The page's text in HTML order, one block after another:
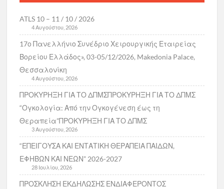
ATLS 10 – 11 / 10 / 2026
4 Αυγούστου, 2026
17ο Πανελλήνιο Συνέδριο Χειρουργικής Εταιρείας
Βορείου Ελλάδος», 03-05/12/2026, Makedonia Palace,
Θεσσαλονίκη
4 Αυγούστου, 2026
ΠΡΟΚΥΡΗΞΗ ΓΙΑ ΤΟ ΔΠΜΣΠΡΟΚΥΡΗΞΗ ΓΙΑ ΤΟ ΔΠΜΣ
“Ογκολογία: Από την Ογκογένεση έως τη
Θεραπεία”ΠΡΟΚΥΡΗΞΗ ΓΙΑ ΤΟ ΔΠΜΣ
3 Αυγούστου, 2026
“ΕΠΕΙΓΟΥΣΑ ΚΑΙ ΕΝΤΑΤΙΚΗ ΘΕΡΑΠΕΙΑ ΠΑΙΔΩΝ,
ΕΦΗΒΩΝ ΚΑΙ ΝΕΩΝ” 2026-2027
28 Ιουλίου, 2026
ΠΡΟΣΚΛΗΣΗ ΕΚΔΗΛΩΣΗΣ ΕΝΔΙΑΦΕΡΟΝΤΟΣ